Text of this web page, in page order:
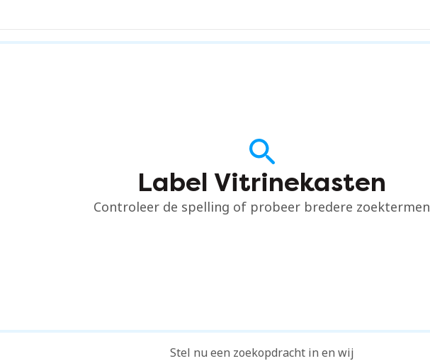
Label Vitrinekasten
Controleer de spelling of probeer bredere zoektermen
Stel nu een zoekopdracht in en wij